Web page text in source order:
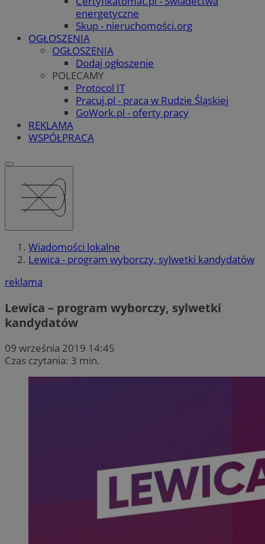
energetyczne
Skup - nieruchomości.org
OGŁOSZENIA
OGŁOSZENIA
Dodaj ogłoszenie
POLECAMY
Protocol IT
Pracuj.pl - praca w Rudzie Śląskiej
GoWork.pl - oferty pracy
REKLAMA
WSPÓŁPRACA
Wiadomości lokalne
Lewica - program wyborczy, sylwetki kandydatów
reklama
Lewica – program wyborczy, sylwetki
kandydatów
09 września 2019 14:45
Czas czytania: 3 min.